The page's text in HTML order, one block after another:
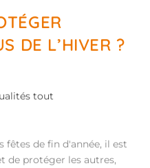
DE L’HIVER ?
tout
fêtes de fin d'année, il est
de protéger les autres,